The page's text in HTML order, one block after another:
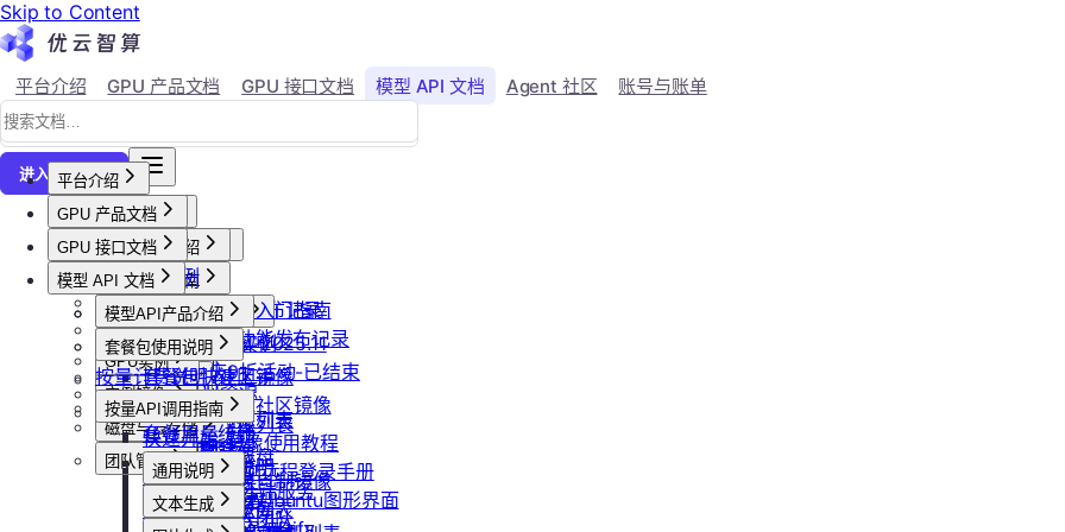
Skip to Content
平台介绍 GPU 产品文档 GPU 接口文档 模型 API 文档 Agent 社区 账号与账单
进入控制台↗
平台介绍
平台概述
平台介绍
加入社群
用户等级与推荐
会员等级
用户推荐
产品更新公告
GPU-新功能发布记录
模型API-新功能发布记录
活动及价格更新公告
双11夜间折扣-2025.11
2025国庆9折活动-已结束
GPU 产品文档
GPU产品介绍
功能概览
已上线卡型
可用区介绍
GPU操作指南
【新人必看】入门指南
镜像选择
创建实例
登录实例
本地数据上传
文件管理
制作私有镜像
调用公共模型库
GPU抢占式实例
GPU抢占式实例
发布社区镜像
如何发布社区镜像
更新已发布的社区镜像
计费与回收
计费概览
计费方式说明
到期或欠费说明
续费管理
回收规则
GPU最佳实践
Isaac系列镜像使用教程
Windows实例远程登录手册
通过VNC搭建Ubuntu图形界面
GPU 接口文档
API接口范例
CLI&Skills
常见错误码
GPU实例
创建GPU资源
获取实例资源列表
启动实例
关闭实例
删除实例
实例镜像
获取自制镜像列表
创建自制镜像
删除算力平台自制镜像
获取社区镜像列表
磁盘与云存储
创建并挂载云盘
删除云盘
卸载云盘
团队管理
创建团队
邀请成员加入团队
模型 API 文档
模型API产品介绍
模型API服务
套餐包使用说明
套餐包快速上手
套餐计费逻辑
套餐用量统计
客户端接入
OpenClaw 云端服务
按量计费说明
按量API调用指南
快速开始
通用说明
认证鉴权
文本生成